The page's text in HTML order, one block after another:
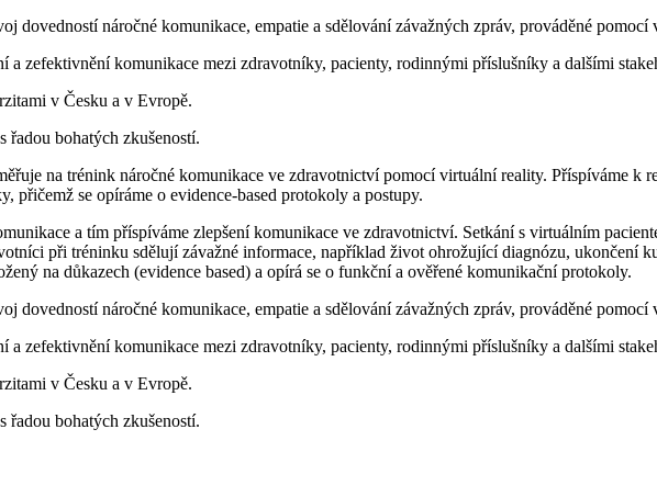
dovedností náročné komunikace, empatie a sdělování závažných zpráv, prováděné pomocí
a zefektivnění komunikace mezi zdravotníky, pacienty, rodinnými příslušníky a dalšími
v Česku a v Evropě.
bohatých zkušeností.
na trénink náročné komunikace ve zdravotnictví pomocí virtuální reality. Příspíváme k
přičemž se opíráme o evidence-based protokoly a postupy.
a tím příspíváme zlepšení komunikace ve zdravotnictví. Setkání s virtuálním
při tréninku sdělují závažné informace, například život ohrožující diagnózu, ukončení
na důkazech (evidence based) a opírá se o funkční a ověřené komunikační protokoly.
dovedností náročné komunikace, empatie a sdělování závažných zpráv, prováděné pomocí
a zefektivnění komunikace mezi zdravotníky, pacienty, rodinnými příslušníky a dalšími
v Česku a v Evropě.
bohatých zkušeností.